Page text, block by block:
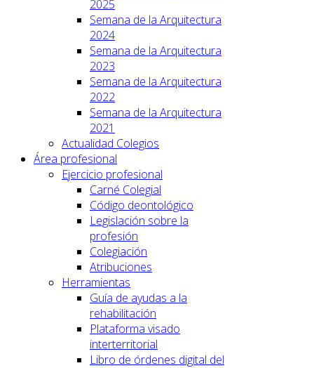
2025
Semana de la Arquitectura
2024
Semana de la Arquitectura
2023
Semana de la Arquitectura
2022
Semana de la Arquitectura
2021
Actualidad Colegios
Área profesional
Ejercicio profesional
Carné Colegial
Código deontológico
Legislación sobre la
profesión
Colegiación
Atribuciones
Herramientas
Guía de ayudas a la
rehabilitación
Plataforma visado
interterritorial
Libro de órdenes digital del